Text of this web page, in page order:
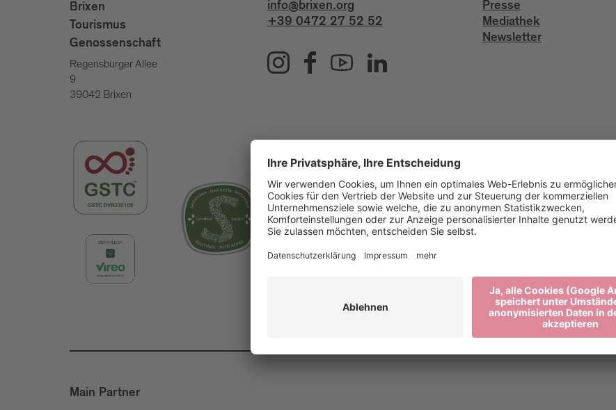
Brixen
Tourismus
Genossenschaft
Regensburger Allee
9
39042 Brixen
info@brixen.org
+39 0472 27 52 52
Presse
Mediathek
Newsletter
Main Partner